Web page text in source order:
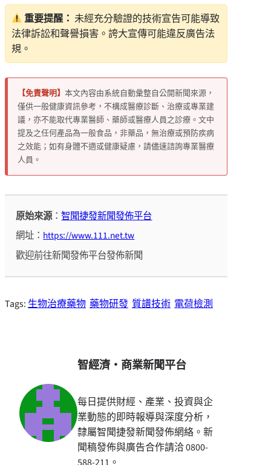
重要提醒： 未經充分驗證的技術宣告可能導致
法律訴訟和聲譽損害。誇大宣傳可能違反廣告法
規。
【免責聲明】 本文內容由系統自動彙整自公開新聞來源，
僅供一般健康資訊參考，不構成醫療診斷、治療或專業建
議，亦不能取代專業醫師、藥師或醫療人員之診療。文中
提及之任何產品為一般食品，非藥品，無治療或預防疾病
之效能；如有身體不適或健康疑慮，請儘速諮詢專業醫療
人員。
原始來源：智聞捷發新聞發佈平台
網址：https://www.111.net.tw
歡迎前往新聞發佈平台發佈新聞
Tags:生物治療藥物 藥物研發 質譜技術 電荷檢測
智經濟・商業新聞平台
每日提供財經、產業、投資與企
業動態的即時報導與深度分析，
隸屬智聞捷發新聞發佈網絡。新
聞稿發佈與廣告合作請洽 0800-